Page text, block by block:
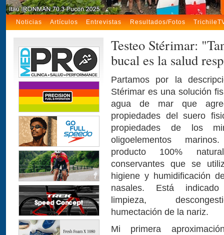
Noticias Artículos Entrevistas Resultados/Fotos
Testeo Stérimar:
bucal es la salud
Partamos por la
Stérimar es una solución
agua de mar que
propiedades del suero
propiedades de los
oligoelementos
producto 100%
conservantes que se
higiene y humidificación
nasales. Está
limpieza,
humectación de la nariz.
Mi primera